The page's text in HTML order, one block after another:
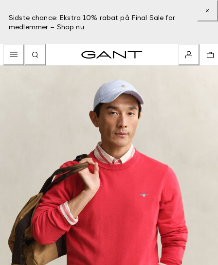
Sidste chance: Ekstra 10% rabat på Final Sale for
medlemmer – Shop nu